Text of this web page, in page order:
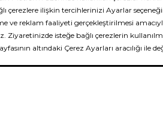
Tüm hakları saklıdır.